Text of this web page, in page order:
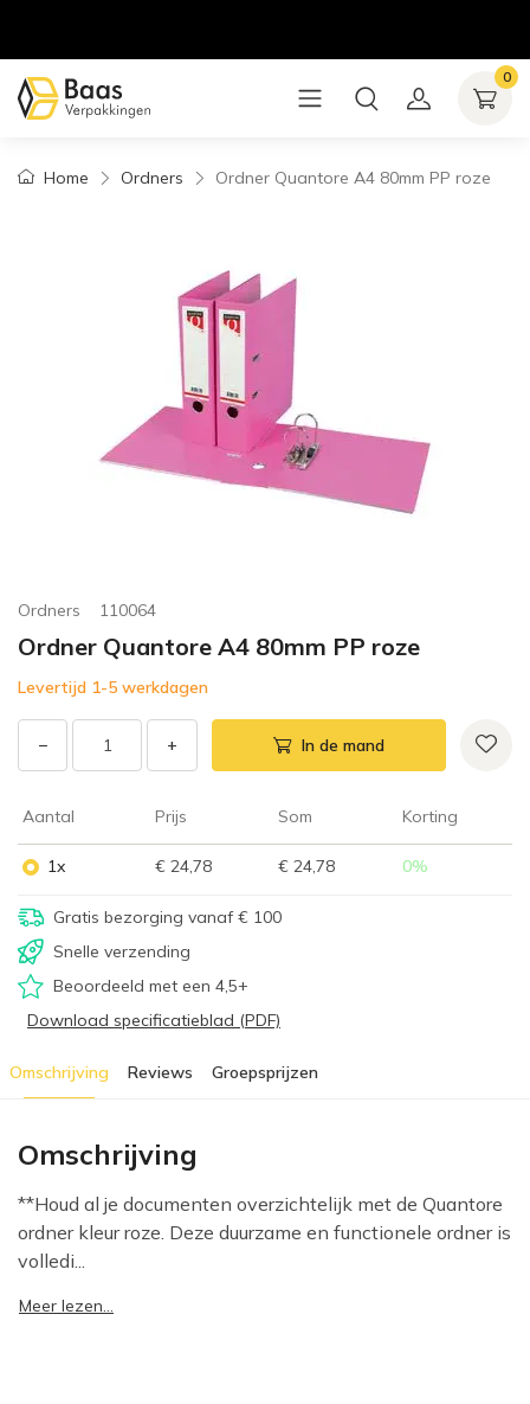
0
Home Ordners Ordner Quantore A4 80mm PP roze
Ordners 110064
Ordner Quantore A4 80mm PP roze
Levertijd 1-5 werkdagen
− + In de mand
Aantal Prijs Som Korting
1x € 24,78 € 24,78 0%
Gratis bezorging vanaf € 100
Snelle verzending
Beoordeeld met een 4,5+
Download specificatieblad (PDF)
Omschrijving Reviews Groepsprijzen
Omschrijving
**Houd al je documenten overzichtelijk met de Quantore
ordner kleur roze. Deze duurzame en functionele ordner is
volledi...
Meer lezen...